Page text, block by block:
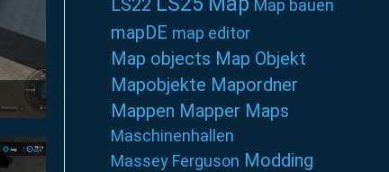
LS22 Map bauen
mapDE map editor
Map objects Map Objekt
Mapobjekte Mapordner
Mappen Mapper Maps
Maschinenhallen
Massey Ferguson Modding